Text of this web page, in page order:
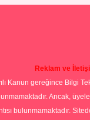
Reklam ve
Kanun gereğince Bilgi
Ancak,
bulunmamaktadır.